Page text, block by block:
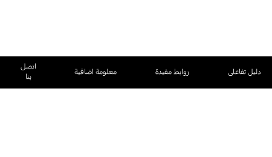
دليل تفاعلى روابط مفيدة معلومة اضافية
اتصل
بنا